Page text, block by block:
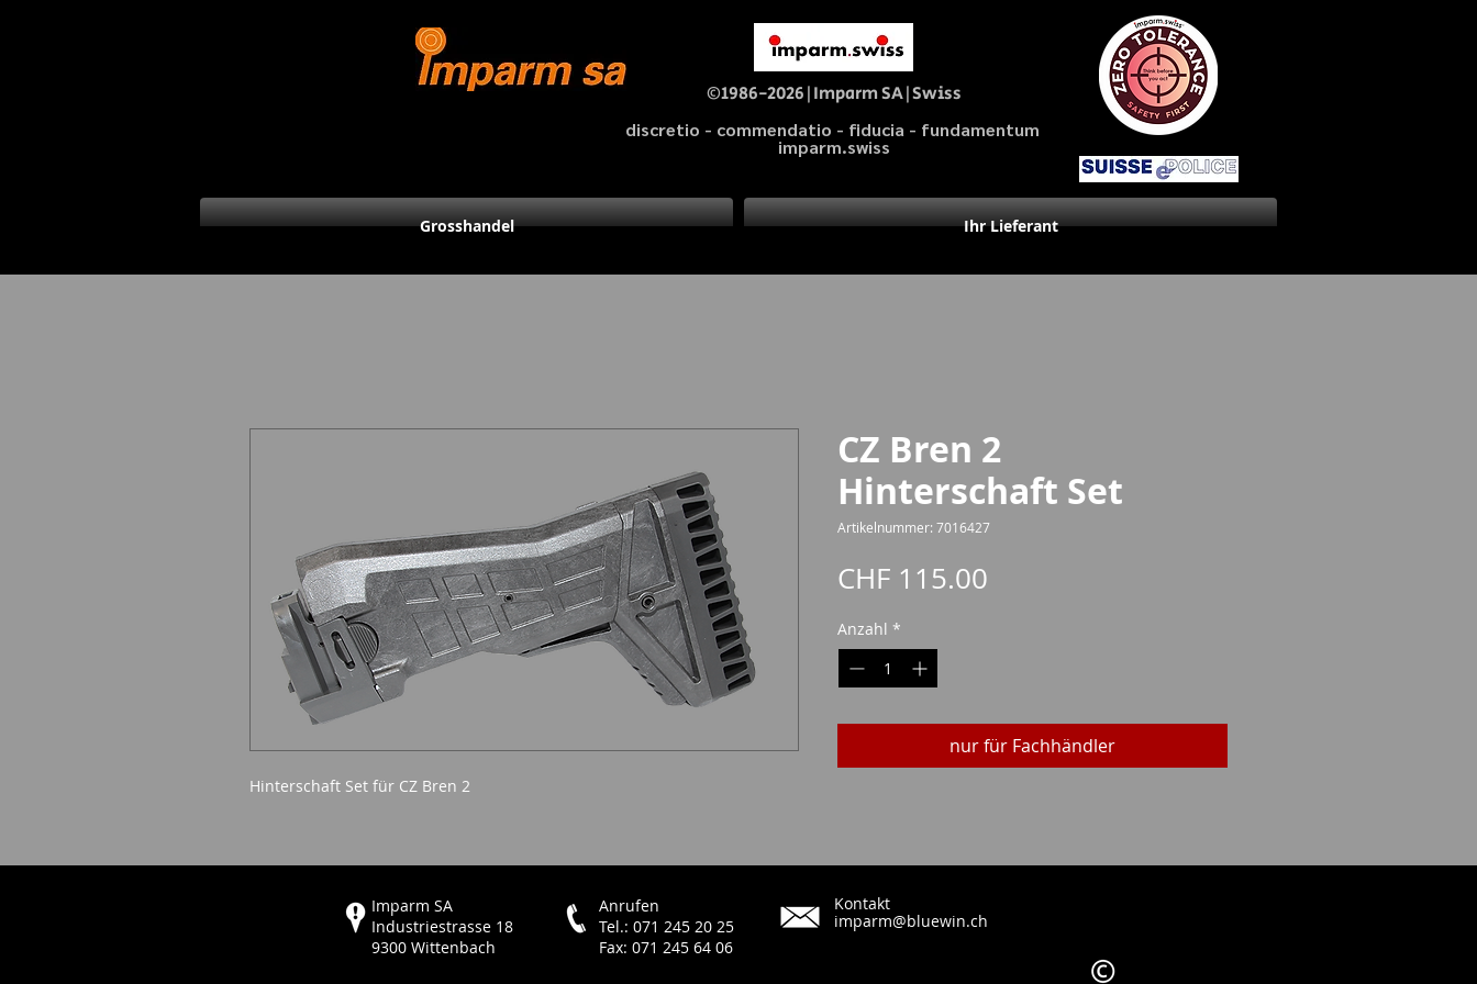
©1986-2026|Imparm SA|Swiss
discretio - commendatio - fiducia - fundamentum
imparm.swiss
Grosshandel Ihr Lieferant
Hinterschaft Set für CZ Bren 2
CZ Bren 2
Hinterschaft Set
Artikelnummer: 7016427
CHF 115.00
Anzahl *
nur für Fachhändler
Imparm SA
Industriestrasse 18
9300 Wittenbach
Anrufen
Tel.: 071 245 20 25
Fax: 071 245 64 06
Kontakt
imparm@bluewin.ch